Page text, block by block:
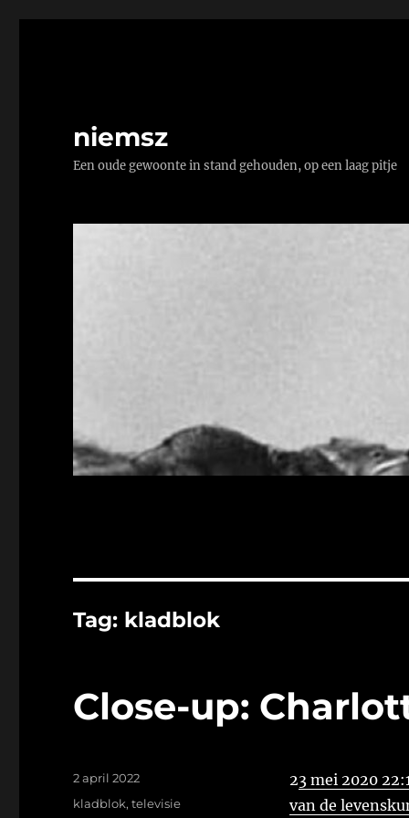
niemsz
Een oude gewoonte in stand gehouden, op een laag pitje
Tag: kladblok
Close-up:
23 mei 2020
van de
Geplaatst
op
2 april 2022
Tags
kladblok,televisie